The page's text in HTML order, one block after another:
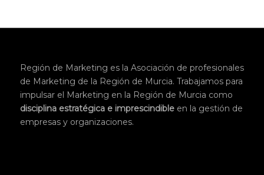
Región de Marketing es la Asociación de profesionales
de Marketing de la Región de Murcia. Trabajamos para
impulsar el Marketing en la Región de Murcia como
disciplina estratégica e imprescindibleen la gestión de
empresas y organizaciones.